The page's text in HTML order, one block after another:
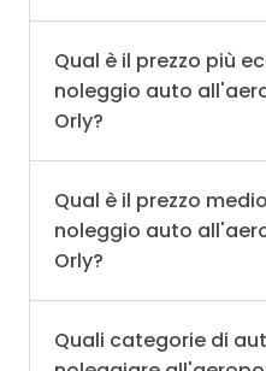
Qual è il prezzo più
noleggio auto
Orly?
Qual è il prezzo
noleggio auto
Orly?
Quali categorie di